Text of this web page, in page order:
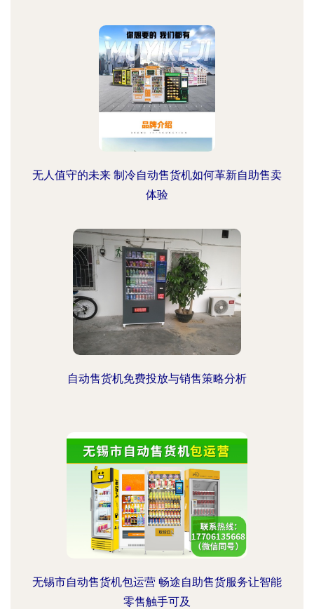
无人值守的未来 制冷自动售货机如何革新自助售卖
体验
自动售货机免费投放与销售策略分析
无锡市自动售货机包运营 畅途自助售货服务让智能
零售触手可及